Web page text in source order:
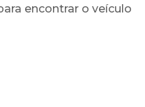
encontrar o veículo